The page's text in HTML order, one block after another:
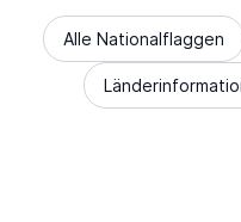
Alle Nationalflaggen